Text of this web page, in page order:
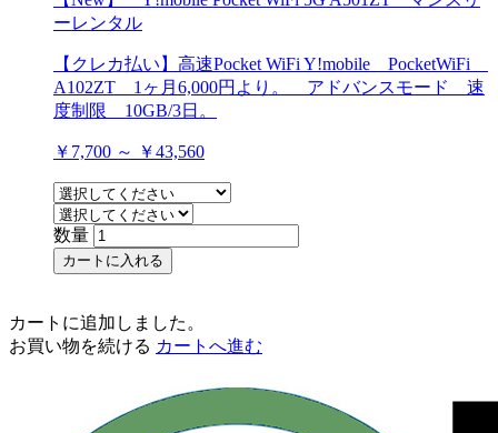
ーレンタル
【クレカ払い】高速Pocket WiFi Y!mobile PocketWiFi
A102ZT 1ヶ月6,000円より。 アドバンスモード 速
度制限 10GB/3日。
￥7,700 ～ ￥43,560
数量
カートに入れる
カートに追加しました。
お買い物を続ける カートへ進む